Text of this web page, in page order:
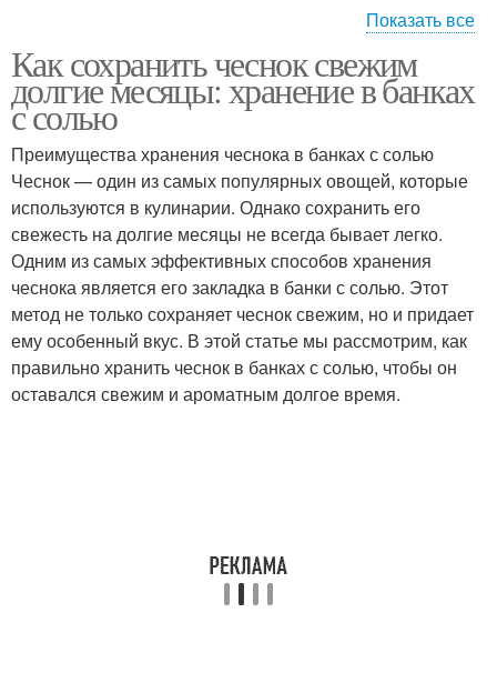
Чеснок с солью Хранения в банках
Показать все
Как сохранить чеснок свежим
долгие месяцы: хранение в банках
с солью
Преимущества хранения чеснока в банках с солью
Чеснок — один из самых популярных овощей, которые
используются в кулинарии. Однако сохранить его
свежесть на долгие месяцы не всегда бывает легко.
Одним из самых эффективных способов хранения
чеснока является его закладка в банки с солью. Этот
метод не только сохраняет чеснок свежим, но и придает
ему особенный вкус. В этой статье мы рассмотрим, как
правильно хранить чеснок в банках с солью, чтобы он
оставался свежим и ароматным долгое время.